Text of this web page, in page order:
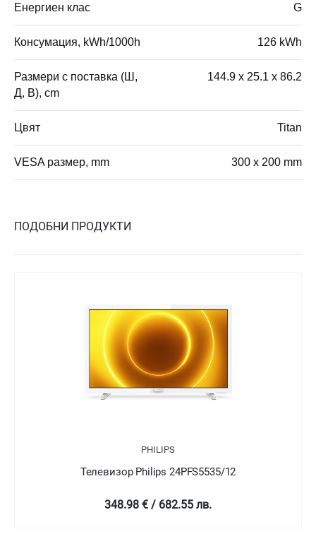
Енергиен клас G
Консумация, kWh/1000h 126 kWh
Размери с поставка (Ш,
Д, В), cm
144.9 x 25.1 x 86.2
Цвят Titan
VESA размер, mm 300 x 200 mm
ПОДОБНИ ПРОДУКТИ
Телевизор Philips 24PFT5505/05
349 € / 682.58 лв.